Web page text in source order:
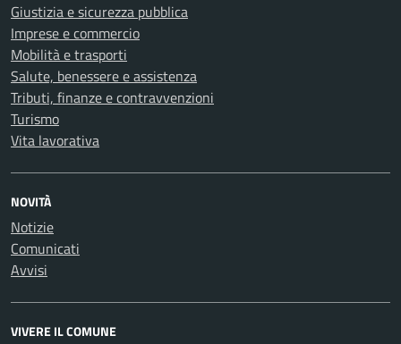
Giustizia e sicurezza pubblica
Imprese e commercio
Mobilità e trasporti
Salute, benessere e assistenza
Tributi, finanze e contravvenzioni
Turismo
Vita lavorativa
NOVITÀ
Notizie
Comunicati
Avvisi
VIVERE IL COMUNE